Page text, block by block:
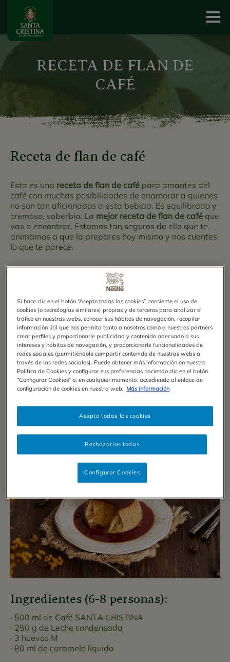
RECETA DE FLAN DE
CAFÉ
Receta de flan de café
Esta es una receta de flan de café para amantes del
café con muchas posibilidades de enamorar a quienes
no son tan aficionados a esta bebida. Es equilibrado y
cremoso, soberbio. La mejor receta de flan de café que
vas a encontrar. Estamos tan seguros de ello que te
animamos a que la prepares hoy mismo y nos cuentes
lo que te parece.
se puede ajustar y hacerlo
más fuerte usando solo café y prescindiendo de la
leche. Por el contrario, se puede suavizar usando más
leche y menos café. Y lo mismo ocurre con el dulzor,
basta con sumar o restar azúcar a la cantidad
indicada en la receta. Al gusto.
Recomendamos la elaboración de estareceta de flan
de café,solamente para ocasiones especiales, debido
al elevado contenido en azúcar que contiene. ¡Toma
nota!
Ingredientes (6-8 personas):
500 ml de Café SANTA CRISTINA
250 g de Leche condensada
3 huevos M
80 ml de caramelo líquido
Si hace clic en el botón “Acepto todas las cookies”, consiente el uso de
cookies (o tecnologías similares) propias y de terceros para analizar el
tráfico en nuestras webs, conocer sus hábitos de navegación, recopilar
información útil que nos permita tanto a nosotros como a nuestros partners
crear perfiles y proporcionarle publicidad y contenido adecuado a sus
intereses y hábitos de navegación, y proporcionarle funcionalidades de
redes sociales (permitiéndole compartir contenido de nuestras webs a
través de las redes sociales). Puede obtener más información en nuestra
Política de Cookies y configurar sus preferencias haciendo clic en el botón
“Configurar Cookies” o, en cualquier momento, accediendo al enlace de
configuración de cookies en nuestra web. Más información
Rechazarlas todas
Acepto todas las cookies
Configurar Cookies